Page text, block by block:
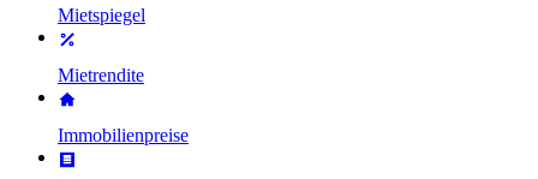
Mietspiegel
Mietrendite
Immobilienpreise